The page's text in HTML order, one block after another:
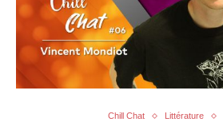
Chill Chat Littérature